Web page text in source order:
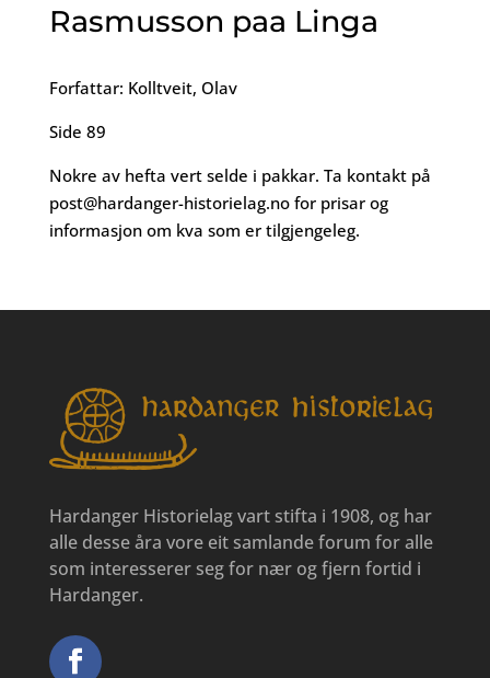
Rasmusson paa Linga
Forfattar: Kolltveit, Olav
Side 89
Nokre av hefta vert selde i pakkar. Ta kontakt på
post@hardanger-historielag.nofor prisar og
informasjon om kva som er tilgjengeleg.
Hardanger Historielag vart stifta i 1908, og har
alle desse åra vore eit samlande forum for alle
som interesserer seg for nær og fjern fortid i
Hardanger.